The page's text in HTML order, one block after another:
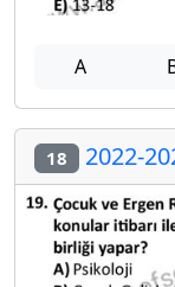
A
18 2022-